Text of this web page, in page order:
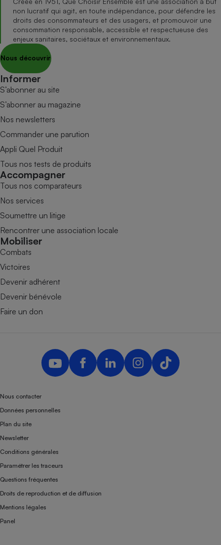
non lucratif qui agit, en toute indépendance, pour défendre les
droits des consommateurs et des usagers, et promouvoir une
consommation responsable, accessible et respectueuse des
enjeux sanitaires, sociétaux et environnementaux.
Nous découvrir
Informer
S’abonner au site
S’abonner au magazine
Nos newsletters
Commander une parution
Appli Quel Produit
Tous nos tests de produits
Accompagner
Tous nos comparateurs
Nos services
Soumettre un litige
Rencontrer une association locale
Mobiliser
Combats
Victoires
Devenir adhérent
Devenir bénévole
Faire un don
Nous contacter
Données personnelles
Plan du site
Newsletter
Conditions générales
Paramétrer les traceurs
Questions fréquentes
Droits de reproduction et de diffusion
Mentions légales
Panel